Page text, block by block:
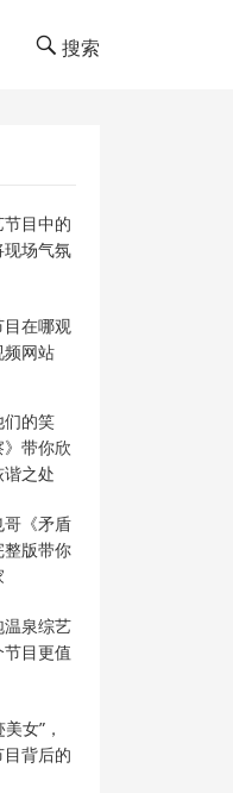
搜索
目中的
场气氛
在哪观
频网站
们的笑
带你欣
之处
哥《矛盾
整版带你
温泉综艺
目更值
女”，
背后的